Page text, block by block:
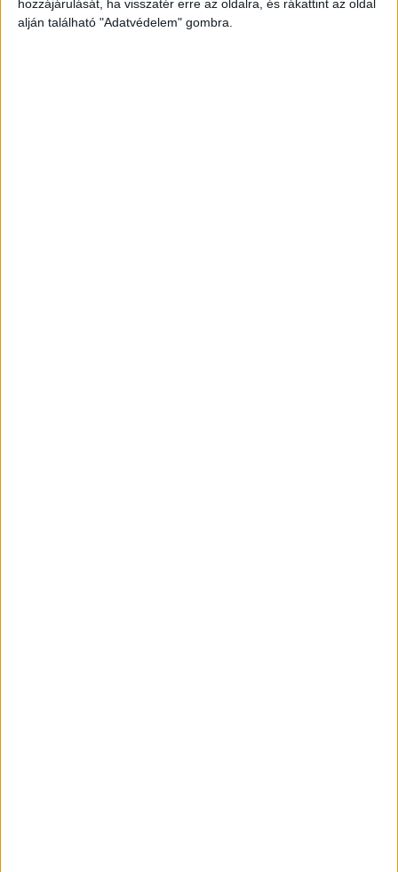
hozzájárulását, ha visszatér erre az oldalra, és rákattint az oldal
alján található "Adatvédelem" gombra.